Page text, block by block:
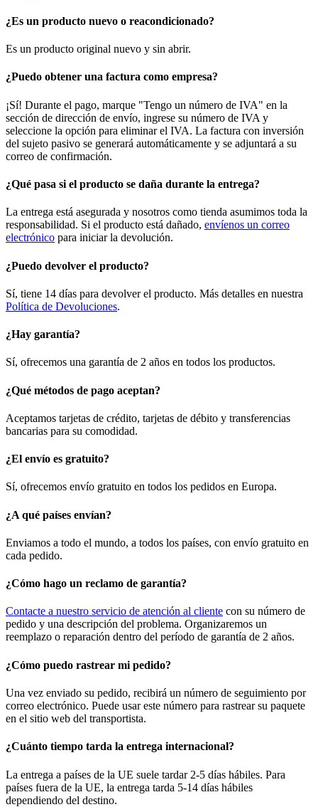
¿Es un producto nuevo o reacondicionado?
Es un producto original nuevo y sin abrir.
¿Puedo obtener una factura como empresa?
¡Sí! Durante el pago, marque "Tengo un número de IVA" en la
sección de dirección de envío, ingrese su número de IVA y
seleccione la opción para eliminar el IVA. La factura con inversión
del sujeto pasivo se generará automáticamente y se adjuntará a su
correo de confirmación.
¿Qué pasa si el producto se daña durante la entrega?
La entrega está asegurada y nosotros como tienda asumimos toda la
responsabilidad. Si el producto está dañado, envíenos un correo
electrónico para iniciar la devolución.
¿Puedo devolver el producto?
Sí, tiene 14 días para devolver el producto. Más detalles en nuestra
Política de Devoluciones.
¿Hay garantía?
Sí, ofrecemos una garantía de 2 años en todos los productos.
¿Qué métodos de pago aceptan?
Aceptamos tarjetas de crédito, tarjetas de débito y transferencias
bancarias para su comodidad.
¿El envío es gratuito?
Sí, ofrecemos envío gratuito en todos los pedidos en Europa.
¿A qué países envían?
Enviamos a todo el mundo, a todos los países, con envío gratuito en
cada pedido.
¿Cómo hago un reclamo de garantía?
Contacte a nuestro servicio de atención al cliente con su número de
pedido y una descripción del problema. Organizaremos un
reemplazo o reparación dentro del período de garantía de 2 años.
¿Cómo puedo rastrear mi pedido?
Una vez enviado su pedido, recibirá un número de seguimiento por
correo electrónico. Puede usar este número para rastrear su paquete
en el sitio web del transportista.
¿Cuánto tiempo tarda la entrega internacional?
La entrega a países de la UE suele tardar 2-5 días hábiles. Para
países fuera de la UE, la entrega tarda 5-14 días hábiles
dependiendo del destino.